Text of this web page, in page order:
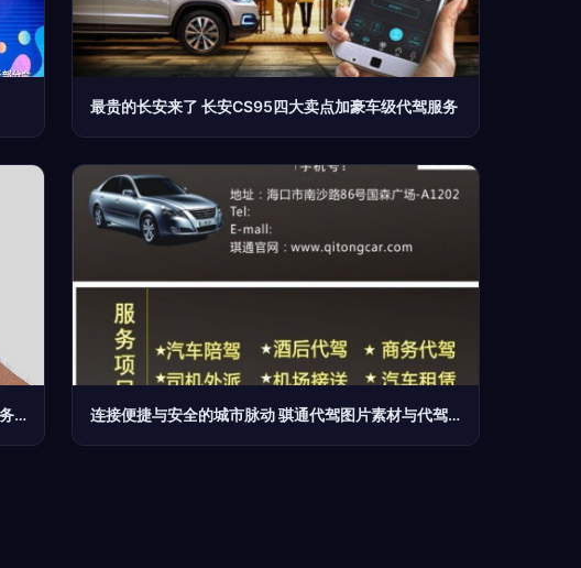
最贵的长安来了 长安CS95四大卖点加豪车级代驾服务
广州开发代驾APP软件要多少钱 费用解析与代驾服务的未来 连接便捷与安全的城市脉动 骐通代驾图片素材与代驾服务解析